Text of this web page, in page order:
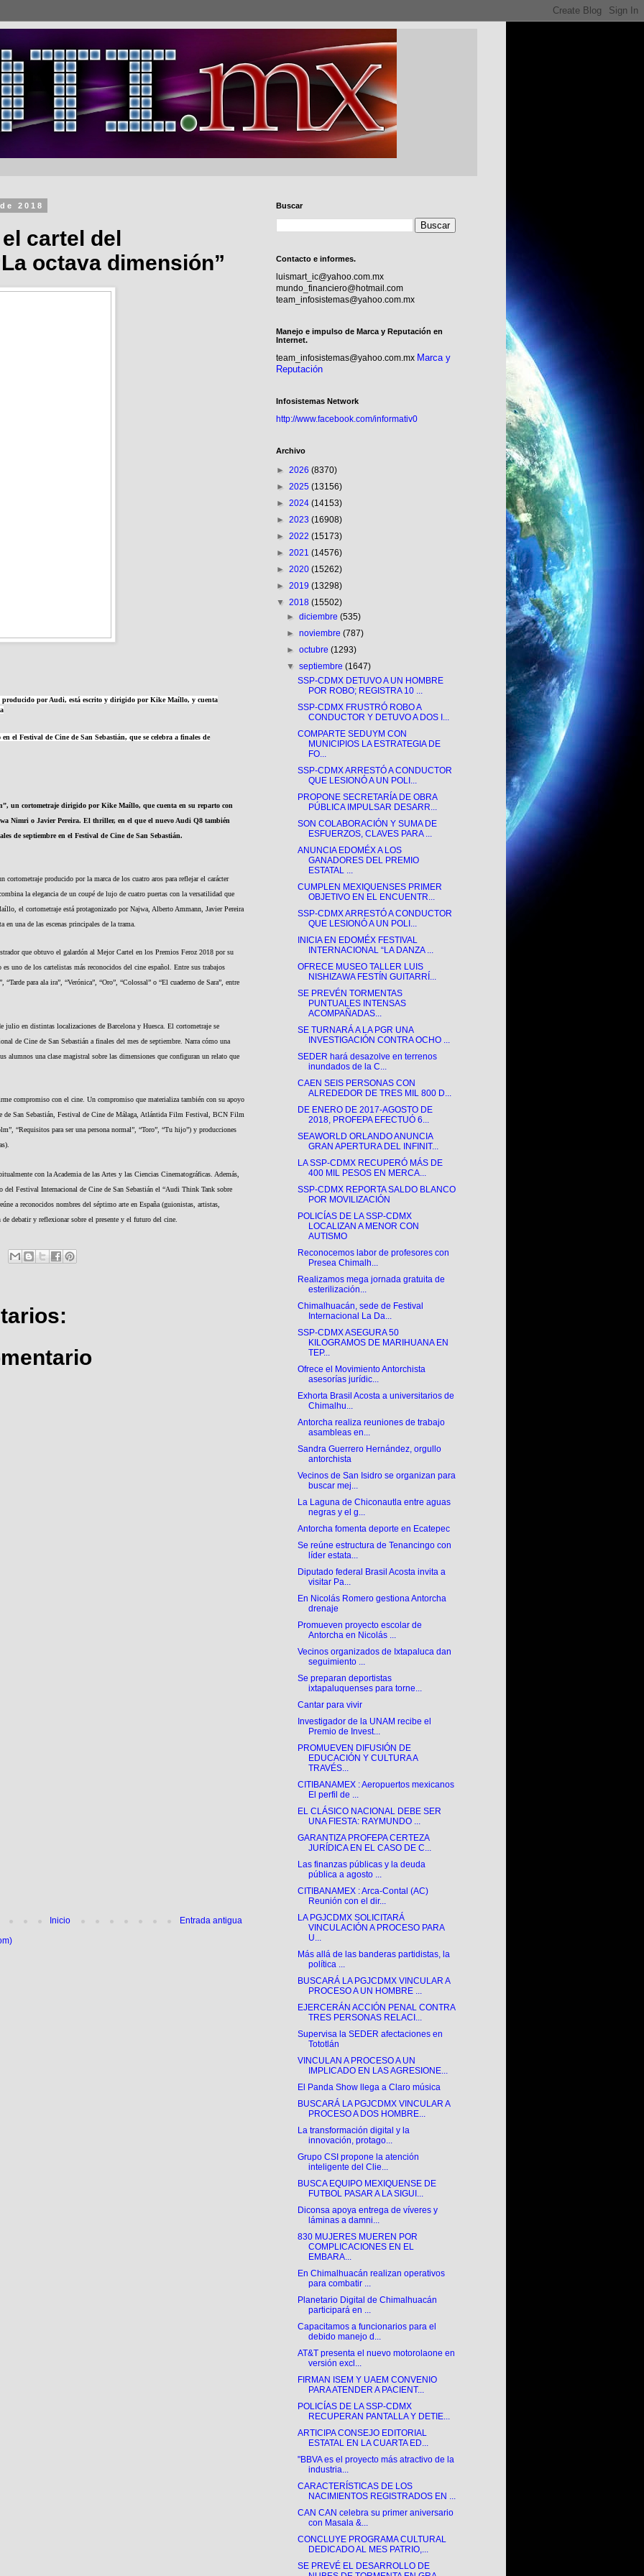
2018
cartel del
octava dimensión”
producido por Audi, está escrito y dirigido por Kike Maíllo, y cuenta
el Festival de Cine de San Sebastián, que se celebra a finales de
un cortometraje dirigido por Kike Maíllo, que cuenta en su reparto con
Nimri o Javier Pereira. El thriller, en el que el nuevo Audi Q8 también
de septiembre en el Festival de Cine de San Sebastián.
cortometraje producido por la marca de los cuatro aros para reflejar el carácter
la elegancia de un coupé de lujo de cuatro puertas con la versatilidad que
el cortometraje está protagonizado por Najwa, Alberto Ammann, Javier Pereira
una de las escenas principales de la trama.
que obtuvo el galardón al Mejor Cartel en los Premios Feroz 2018 por su
uno de los cartelistas más reconocidos del cine español. Entre sus trabajos
para ala ira”, “Verónica”, “Oro”, “Colossal” o “El cuaderno de Sara”, entre
julio en distintas localizaciones de Barcelona y Huesca. El cortometraje se
de Cine de San Sebastián a finales del mes de septiembre. Narra cómo una
alumnos una clase magistral sobre las dimensiones que configuran un relato que
compromiso con el cine. Un compromiso que materializa también con su apoyo
de San Sebastián, Festival de Cine de Málaga, Atlántida Film Festival, BCN Film
“Requisitos para ser una persona normal”, “Toro”, “Tu hijo”) y producciones
con la Academia de las Artes y las Ciencias Cinematográficas. Además,
del Festival Internacional de Cine de San Sebastián el “Audi Think Tank sobre
a reconocidos nombres del séptimo arte en España (guionistas, artistas,
debatir y reflexionar sobre el presente y el futuro del cine.
Entrada antigua
Inicio
Buscar
Contacto e informes.
luismart_ic@yahoo.com.mx
mundo_financiero@hotmail.com
team_infosistemas@yahoo.com.mx
Manejo e impulso de Marca y Reputación en
Internet.
team_infosistemas@yahoo.com.mx Marca y
Reputación
Infosistemas Network
http://www.facebook.com/informativ0
Archivo
► 2026 (8370)
► 2025 (13156)
► 2024 (14153)
► 2023 (16908)
► 2022 (15173)
► 2021 (14576)
► 2020 (15262)
► 2019 (13298)
▼ 2018 (15502)
►diciembre(535)
►noviembre(787)
►octubre(1293)
▼septiembre(1647)
SSP-CDMX DETUVO A UN HOMBRE
POR ROBO; REGISTRA 10 ...
SSP-CDMX FRUSTRÓ ROBO A
CONDUCTOR Y DETUVO A DOS I...
COMPARTE SEDUYM CON
MUNICIPIOS LA ESTRATEGIA DE
FO...
SSP-CDMX ARRESTÓ A CONDUCTOR
QUE LESIONÓ A UN POLI...
PROPONE SECRETARÍA DE OBRA
PÚBLICA IMPULSAR DESARR...
SON COLABORACIÓN Y SUMA DE
ESFUERZOS, CLAVES PARA ...
ANUNCIA EDOMÉX A LOS
GANADORES DEL PREMIO
ESTATAL ...
CUMPLEN MEXIQUENSES PRIMER
OBJETIVO EN EL ENCUENTR...
SSP-CDMX ARRESTÓ A CONDUCTOR
QUE LESIONÓ A UN POLI...
INICIA EN EDOMÉX FESTIVAL
INTERNACIONAL “LA DANZA ...
OFRECE MUSEO TALLER LUIS
NISHIZAWA FESTÍN GUITARRÍ...
SE PREVÉN TORMENTAS
PUNTUALES INTENSAS
ACOMPAÑADAS...
SE TURNARÁ A LA PGR UNA
INVESTIGACIÓN CONTRA OCHO ...
SEDER hará desazolve en terrenos
inundados de la C...
CAEN SEIS PERSONAS CON
ALREDEDOR DE TRES MIL 800 D...
DE ENERO DE 2017-AGOSTO DE
2018, PROFEPA EFECTUÓ 6...
SEAWORLD ORLANDO ANUNCIA
GRAN APERTURA DEL INFINIT...
LA SSP-CDMX RECUPERÓ MÁS DE
400 MIL PESOS EN MERCA...
SSP-CDMX REPORTA SALDO BLANCO
POR MOVILIZACIÓN
POLICÍAS DE LA SSP-CDMX
LOCALIZAN A MENOR CON
AUTISMO
Reconocemos labor de profesores con
Presea Chimalh...
Realizamos mega jornada gratuita de
esterilización...
Chimalhuacán, sede de Festival
Internacional La Da...
SSP-CDMX ASEGURA 50
KILOGRAMOS DE MARIHUANA EN
TEP...
Ofrece el Movimiento Antorchista
asesorías jurídic...
Exhorta Brasil Acosta a universitarios de
Chimalhu...
Antorcha realiza reuniones de trabajo
asambleas en...
Sandra Guerrero Hernández, orgullo
antorchista
Vecinos de San Isidro se organizan para
buscar mej...
La Laguna de Chiconautla entre aguas
negras y el g...
Antorcha fomenta deporte en Ecatepec
Se reúne estructura de Tenancingo con
líder estata...
Diputado federal Brasil Acosta invita a
visitar Pa...
En Nicolás Romero gestiona Antorcha
drenaje
Promueven proyecto escolar de
Antorcha en Nicolás ...
Vecinos organizados de Ixtapaluca dan
seguimiento ...
Se preparan deportistas
ixtapaluquenses para torne...
Cantar para vivir
Investigador de la UNAM recibe el
Premio de Invest...
PROMUEVEN DIFUSIÓN DE
EDUCACIÓN Y CULTURA A
TRAVÉS...
CITIBANAMEX : Aeropuertos mexicanos
El perfil de ...
EL CLÁSICO NACIONAL DEBE SER
UNA FIESTA: RAYMUNDO ...
GARANTIZA PROFEPA CERTEZA
JURÍDICA EN EL CASO DE C...
Las finanzas públicas y la deuda
pública a agosto ...
CITIBANAMEX : Arca-Contal (AC)
Reunión con el dir...
LA PGJCDMX SOLICITARÁ
VINCULACIÓN A PROCESO PARA
U...
Más allá de las banderas partidistas, la
política ...
BUSCARÁ LA PGJCDMX VINCULAR A
PROCESO A UN HOMBRE ...
EJERCERÁN ACCIÓN PENAL CONTRA
TRES PERSONAS RELACI...
Supervisa la SEDER afectaciones en
Tototlán
VINCULAN A PROCESO A UN
IMPLICADO EN LAS AGRESIONE...
El Panda Show llega a Claro música
BUSCARÁ LA PGJCDMX VINCULAR A
PROCESO A DOS HOMBRE...
La transformación digital y la
innovación, protago...
Grupo CSI propone la atención
inteligente del Clie...
BUSCA EQUIPO MEXIQUENSE DE
FUTBOL PASAR A LA SIGUI...
Diconsa apoya entrega de víveres y
láminas a damni...
830 MUJERES MUEREN POR
COMPLICACIONES EN EL
EMBARA...
En Chimalhuacán realizan operativos
para combatir ...
Planetario Digital de Chimalhuacán
participará en ...
Capacitamos a funcionarios para el
debido manejo d...
AT&T presenta el nuevo motorolaone en
versión excl...
FIRMAN ISEM Y UAEM CONVENIO
PARA ATENDER A PACIENT...
POLICÍAS DE LA SSP-CDMX
RECUPERAN PANTALLA Y DETIE...
ARTICIPA CONSEJO EDITORIAL
ESTATAL EN LA CUARTA ED...
"BBVA es el proyecto más atractivo de la
industria...
CARACTERÍSTICAS DE LOS
NACIMIENTOS REGISTRADOS EN ...
CAN CAN celebra su primer aniversario
con Masala &...
CONCLUYE PROGRAMA CULTURAL
DEDICADO AL MES PATRIO,...
SE PREVÉ EL DESARROLLO DE